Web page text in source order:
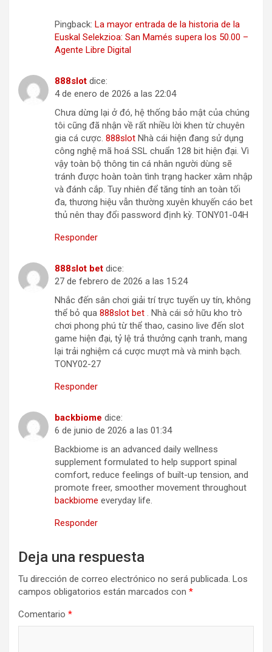
Pingback: La mayor entrada de la historia de la
Euskal Selekzioa: San Mamés supera los 50.00 –
Agente Libre Digital
888slot dice:
4 de enero de 2026 a las 22:04
Chưa dừng lại ở đó, hệ thống bảo mật của chúng
tôi cũng đã nhận về rất nhiều lời khen từ chuyên
gia cá cược. 888slot Nhà cái hiện đang sử dụng
công nghệ mã hoá SSL chuẩn 128 bit hiện đại. Vì
vậy toàn bộ thông tin cá nhân người dùng sẽ
tránh được hoàn toàn tình trạng hacker xâm nhập
và đánh cắp. Tuy nhiên để tăng tính an toàn tối
đa, thương hiệu vẫn thường xuyên khuyến cáo bet
thủ nên thay đổi password định kỳ. TONY01-04H
Responder
888slot bet dice:
27 de febrero de 2026 a las 15:24
Nhắc đến sân chơi giải trí trực tuyến uy tín, không
thể bỏ qua 888slot bet . Nhà cái sở hữu kho trò
chơi phong phú từ thể thao, casino live đến slot
game hiện đại, tỷ lệ trả thưởng cạnh tranh, mang
lại trải nghiệm cá cược mượt mà và minh bạch.
TONY02-27
Responder
backbiome dice:
6 de junio de 2026 a las 01:34
Backbiome is an advanced daily wellness
supplement formulated to help support spinal
comfort, reduce feelings of built-up tension, and
promote freer, smoother movement throughout
backbiome everyday life.
Responder
Deja una respuesta
Tu dirección de correo electrónico no será publicada. Los
campos obligatorios están marcados con *
Comentario *